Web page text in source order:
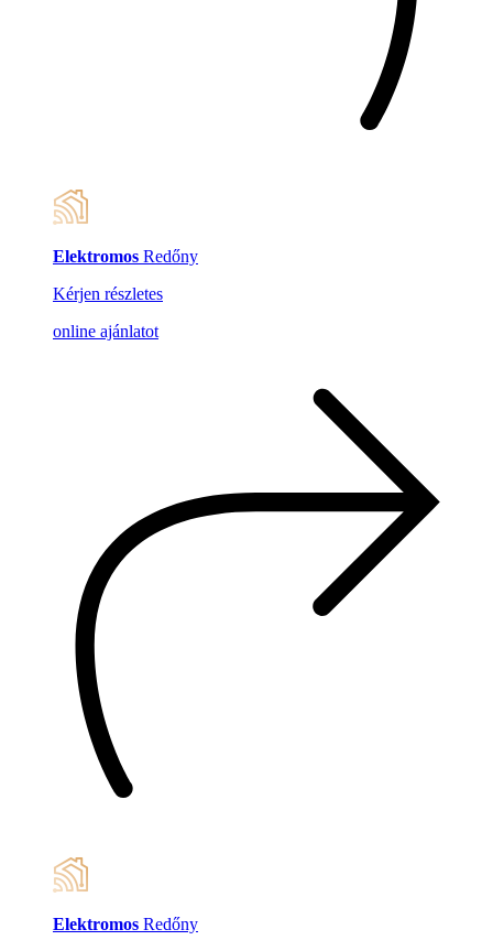
Elektromos Redőny
Kérjen részletes
online ajánlatot
Elektromos Redőny